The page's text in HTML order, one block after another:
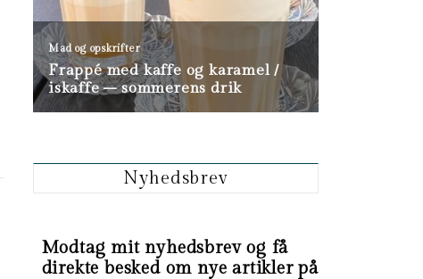
Nyhedsbrev
Modtag mit nyhedsbrev og få
direkte besked om nye artikler på